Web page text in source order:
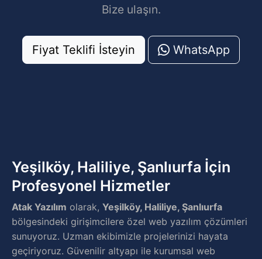
Bize ulaşın.
Fiyat Teklifi İsteyin WhatsApp
Yeşilköy, Haliliye, Şanlıurfa İçin
Profesyonel Hizmetler
Atak Yazılım olarak, Yeşilköy, Haliliye, Şanlıurfa
bölgesindeki girişimcilere özel web yazılım çözümleri
sunuyoruz. Uzman ekibimizle projelerinizi hayata
geçiriyoruz. Güvenilir altyapı ile kurumsal web